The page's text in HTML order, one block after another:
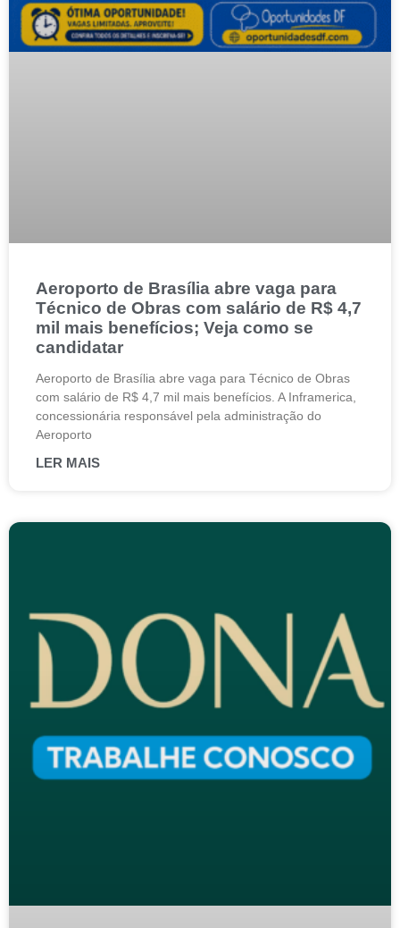
Aeroporto de Brasília abre vaga para
Técnico de Obras com salário de R$ 4,7
mil mais benefícios; Veja como se
candidatar
Aeroporto de Brasília abre vaga para Técnico de Obras
com salário de R$ 4,7 mil mais benefícios. A Inframerica,
concessionária responsável pela administração do
Aeroporto
LER MAIS